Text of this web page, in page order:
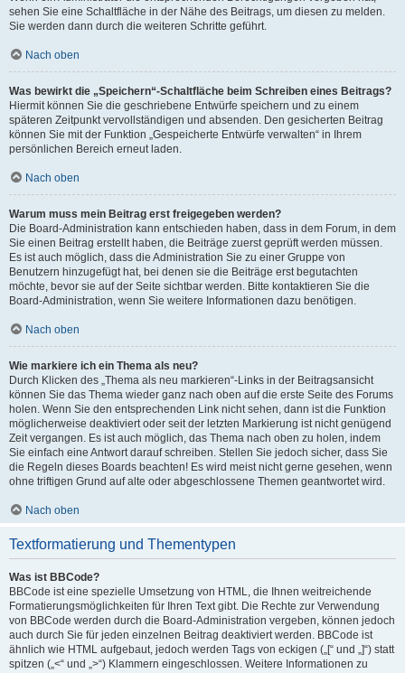
sehen Sie eine Schaltfläche in der Nähe des Beitrags, um diesen zu melden.
Sie werden dann durch die weiteren Schritte geführt.
Nach oben
Was bewirkt die „Speichern“-Schaltfläche beim Schreiben eines Beitrags?
Hiermit können Sie die geschriebene Entwürfe speichern und zu einem
späteren Zeitpunkt vervollständigen und absenden. Den gesicherten Beitrag
können Sie mit der Funktion „Gespeicherte Entwürfe verwalten“ in Ihrem
persönlichen Bereich erneut laden.
Nach oben
Warum muss mein Beitrag erst freigegeben werden?
Die Board-Administration kann entschieden haben, dass in dem Forum, in dem
Sie einen Beitrag erstellt haben, die Beiträge zuerst geprüft werden müssen.
Es ist auch möglich, dass die Administration Sie zu einer Gruppe von
Benutzern hinzugefügt hat, bei denen sie die Beiträge erst begutachten
möchte, bevor sie auf der Seite sichtbar werden. Bitte kontaktieren Sie die
Board-Administration, wenn Sie weitere Informationen dazu benötigen.
Nach oben
Wie markiere ich ein Thema als neu?
Durch Klicken des „Thema als neu markieren“-Links in der Beitragsansicht
können Sie das Thema wieder ganz nach oben auf die erste Seite des Forums
holen. Wenn Sie den entsprechenden Link nicht sehen, dann ist die Funktion
möglicherweise deaktiviert oder seit der letzten Markierung ist nicht genügend
Zeit vergangen. Es ist auch möglich, das Thema nach oben zu holen, indem
Sie einfach eine Antwort darauf schreiben. Stellen Sie jedoch sicher, dass Sie
die Regeln dieses Boards beachten! Es wird meist nicht gerne gesehen, wenn
ohne triftigen Grund auf alte oder abgeschlossene Themen geantwortet wird.
Nach oben
Textformatierung und Thementypen
Was ist BBCode?
BBCode ist eine spezielle Umsetzung von HTML, die Ihnen weitreichende
Formatierungsmöglichkeiten für Ihren Text gibt. Die Rechte zur Verwendung
von BBCode werden durch die Board-Administration vergeben, können jedoch
auch durch Sie für jeden einzelnen Beitrag deaktiviert werden. BBCode ist
ähnlich wie HTML aufgebaut, jedoch werden Tags von eckigen („[“ und „]“) statt
spitzen („<“ und „>“) Klammern eingeschlossen. Weitere Informationen zu